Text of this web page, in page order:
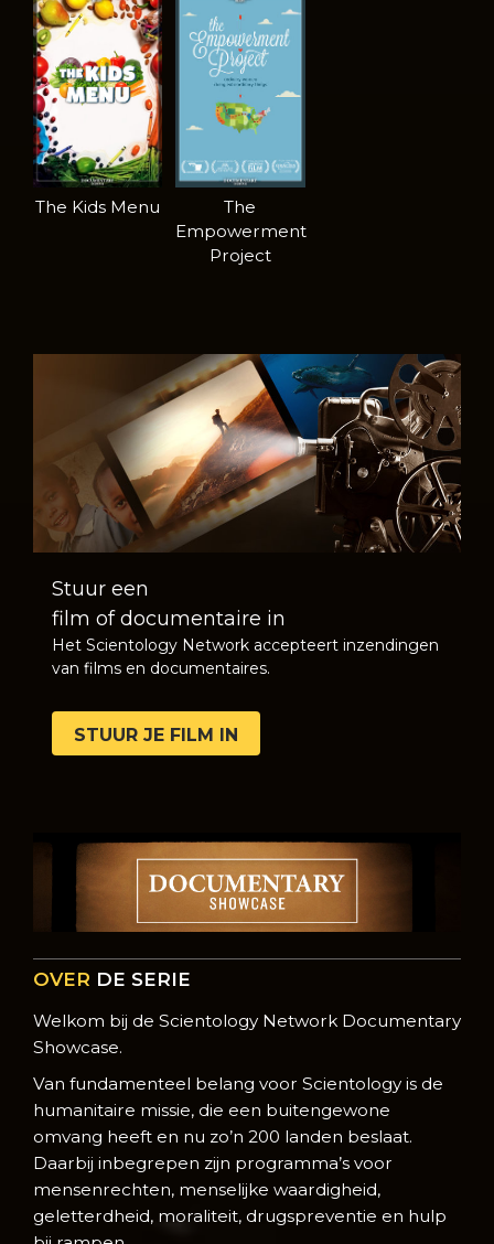
The Kids Menu
The
Empowerment
Project
Stuur een
film of documentaire in
Het Scientology Network accepteert inzendingen
van films en documentaires.
STUUR JE FILM IN
OVER DE SERIE
Welkom bij de Scientology Network Documentary
Showcase.
Van fundamenteel belang voor Scientology is de
humanitaire missie, die een buitengewone
omvang heeft en nu zo’n 200 landen beslaat.
Daarbij inbegrepen zijn programma’s voor
mensenrechten, menselijke waardigheid,
geletterdheid, moraliteit, drugspreventie en hulp